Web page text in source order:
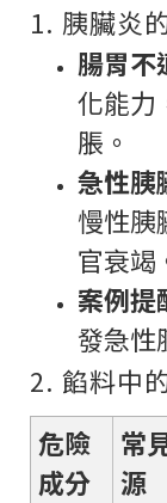
1. 胰臟炎
腸胃不
化能力
脹。
急性胰
慢性胰
官衰竭
案例提
發急性
2. 餡料中
危險
成分
常
源